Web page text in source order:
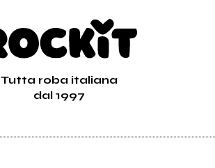
Tutta roba italiana
dal 1997